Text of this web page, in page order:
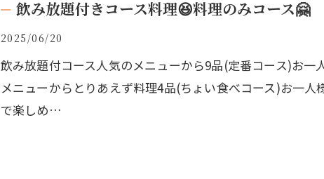
飲み放題付きコース料理😆料理のみコース🤗
2025/06/20
飲み放題付コース人気のメニューから9品(定番コース)お一
メニューからとりあえず料理4品(ちょい食べコース)お一
で楽しめ…